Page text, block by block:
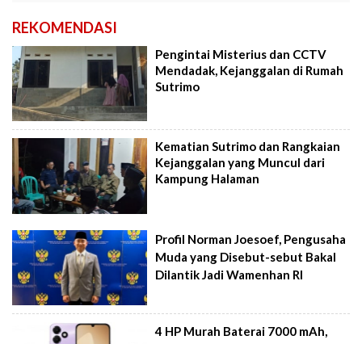
REKOMENDASI
Pengintai Misterius dan CCTV
Mendadak, Kejanggalan di Rumah
Sutrimo
Kematian Sutrimo dan Rangkaian
Kejanggalan yang Muncul dari
Kampung Halaman
Profil Norman Joesoef, Pengusaha
Muda yang Disebut-sebut Bakal
Dilantik Jadi Wamenhan RI
4 HP Murah Baterai 7000 mAh,